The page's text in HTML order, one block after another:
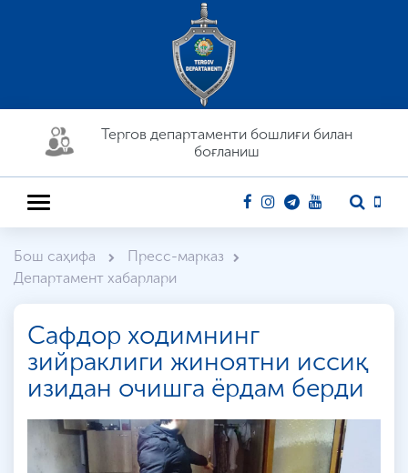
Тергов департaменти бошлиғи билан
боғланиш
Бош саҳифа
Пресс-марказ
Департамент хабарлари
Сафдор ходимнинг
зийраклиги жиноятни иссиқ
изидан очишга ёрдам берди